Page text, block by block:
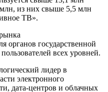
из них свыше 5,5 млн
ТВ».
органов государственной
всех уровней.
лидер в
электронного
дата-центров и облачных